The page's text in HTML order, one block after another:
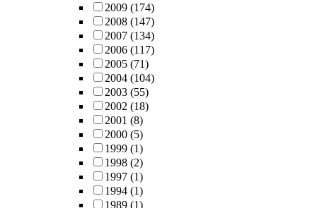
2009 (174)
2008 (147)
2007 (134)
2006 (117)
2005 (71)
2004 (104)
2003 (55)
2002 (18)
2001 (8)
2000 (5)
1999 (1)
1998 (2)
1997 (1)
1994 (1)
1989 (1)